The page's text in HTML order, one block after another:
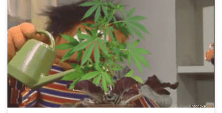
Nowe badania w Stanach Zjednoczonych miały na celu
wyjaśnienie, w jakim stopniu legalna marihuana ma wpływ na
spożywanie alkoholu, ta interakcja jest jednak bardzo
skomplikowana. Zespół naukowców z University of Washington
przeprowadził przegląd ponad 750 wcześniejszych badań na
temat marihuany w i alkoholu. Celem było znalezienie dowodów
na to, czy […]